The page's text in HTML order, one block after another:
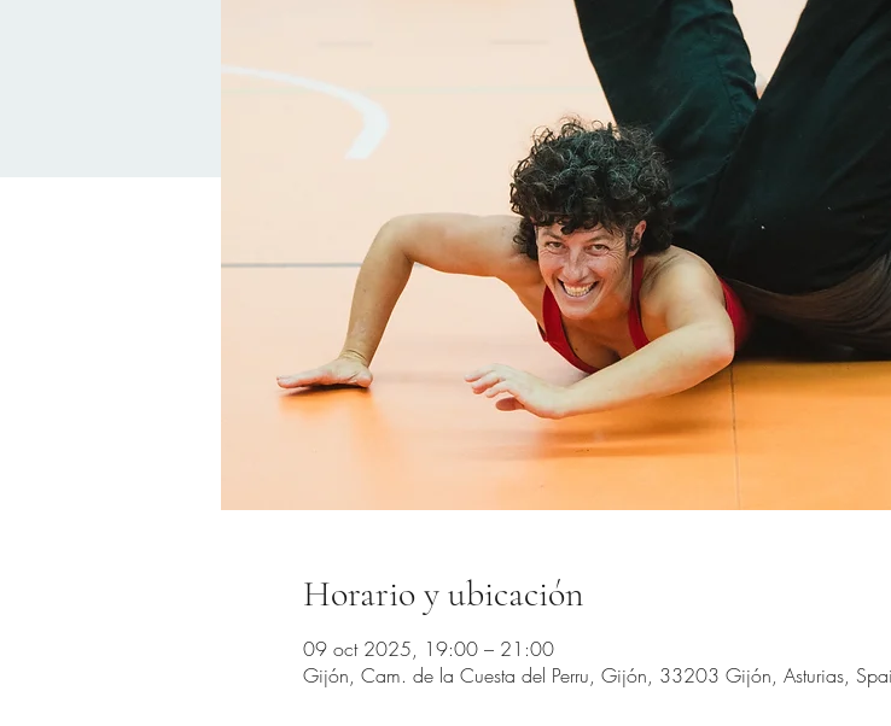
Horario y ubicación
09 oct 2025, 19:00 – 21:00
Gijón, Cam. de la Cuesta del Perru, Gijón, 33203 Gijón, Asturias,